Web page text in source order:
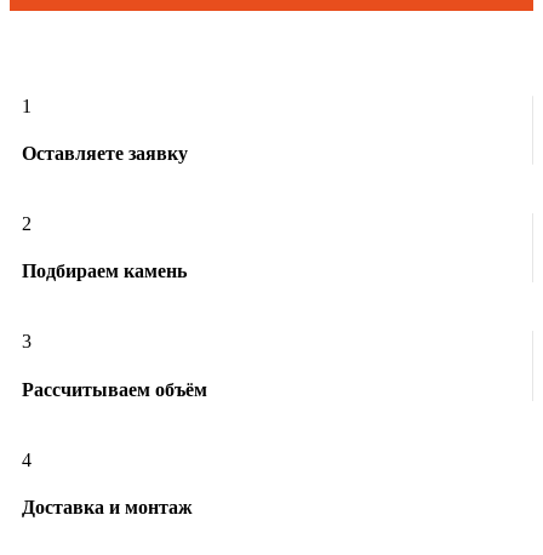
1
Оставляете заявку
2
Подбираем камень
3
Рассчитываем объём
4
Доставка и монтаж